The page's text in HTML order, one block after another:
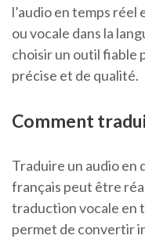
l’audio en temps
ou vocale dans la
choisir un outil fiable
précise et de qualité.
Comment
Traduire un audio en
français peut être
traduction vocale en
permet de convertir